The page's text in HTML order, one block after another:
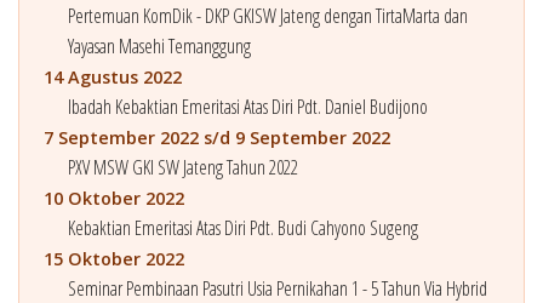
Pertemuan KomDik - DKP GKISW Jateng dengan TirtaMarta dan
Yayasan Masehi Temanggung
14 Agustus 2022
Ibadah Kebaktian Emeritasi Atas Diri Pdt. Daniel Budijono
7 September 2022 s/d 9 September 2022
PXV MSW GKI SW Jateng Tahun 2022
10 Oktober 2022
Kebaktian Emeritasi Atas Diri Pdt. Budi Cahyono Sugeng
15 Oktober 2022
Seminar Pembinaan Pasutri Usia Pernikahan 1 - 5 Tahun Via Hybrid